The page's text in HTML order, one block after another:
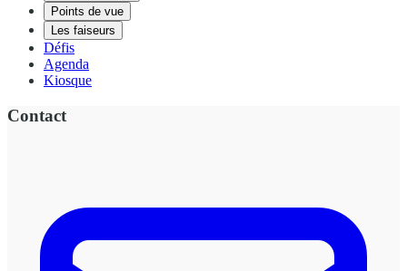
Points de vue
Les faiseurs
Défis
Agenda
Kiosque
Contact